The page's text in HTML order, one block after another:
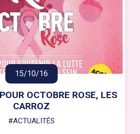
15/10/16
OCTOBRE ROSE, LES
CARROZ
#ACTUALITÉS